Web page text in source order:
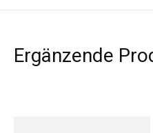
Ergänzende